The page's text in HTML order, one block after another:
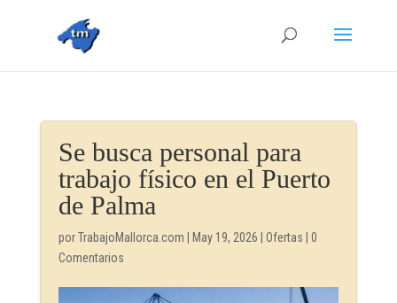
Se busca personal para
trabajo físico en el Puerto
de Palma
porTrabajoMallorca.com May 19, 2026 Ofertas
0
Comentarios